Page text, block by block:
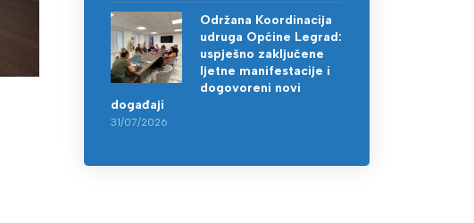
Održana Koordinacija
udruga Općine Legrad:
uspješno zaključene
ljetne manifestacije i
dogovoreni novi
događaji
31/07/2026